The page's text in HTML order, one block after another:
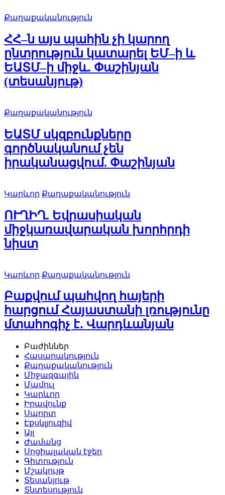
Քաղաքականություն
ՀՀ–ն այս պահին չի կարող
ընտրություն կատարել ԵՄ–ի և
ԵԱՏՄ–ի միջև. Փաշինյան
(տեսանյութ)
Քաղաքականություն
ԵԱՏՄ սկզբունքները
գործնականում չեն
իրականացվում. Փաշինյան
Կարևոր Քաղաքականություն
ՈՒՂԻՂ. Եվրասիական
միջկառավարական խորհրդի
նիստ
Կարևոր Քաղաքականություն
Բաքվում պահվող հայերի
հարցում Հայաստանի լռությունը
մտահոգիչ է․ Վարդևանյան
Բաժիններ
Հասարակություն
Քաղաքականություն
Միջազգային
Մամուլ
Կարևոր
Իրավունք
Սպորտ
Էքսկլյուզիվ
Այլ
Ժամանց
Սոցիալական էջեր
Գիտություն
Մշակույթ
Տեսանյութ
Տնտեսություն